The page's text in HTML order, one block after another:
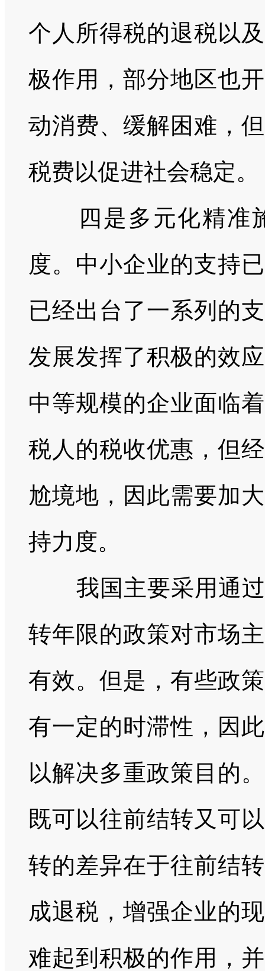
个人所得税的退税以
极作用，部分地区也
动消费、缓解困难，
税费以促进社会稳定。
四是多元化精准
度。 中小企业的支持
已经出台了一系列的
发展发挥了积极的效
中等规模的企业面临
税人的税收优惠，但
尬境地，因此需要加
持力度。
我国主要采用通过
转年限的政策对市场
有效。但是，有些政
有一定的时滞性，因
以解决多重政策目的
既可以往前结转又可
转的差异在于往前结
成退税，增强企业的
难起到积极的作用，